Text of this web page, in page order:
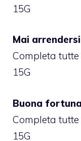
15G
Mai arrendersi
Completa
15G
Buona fortuna
Completa
15G